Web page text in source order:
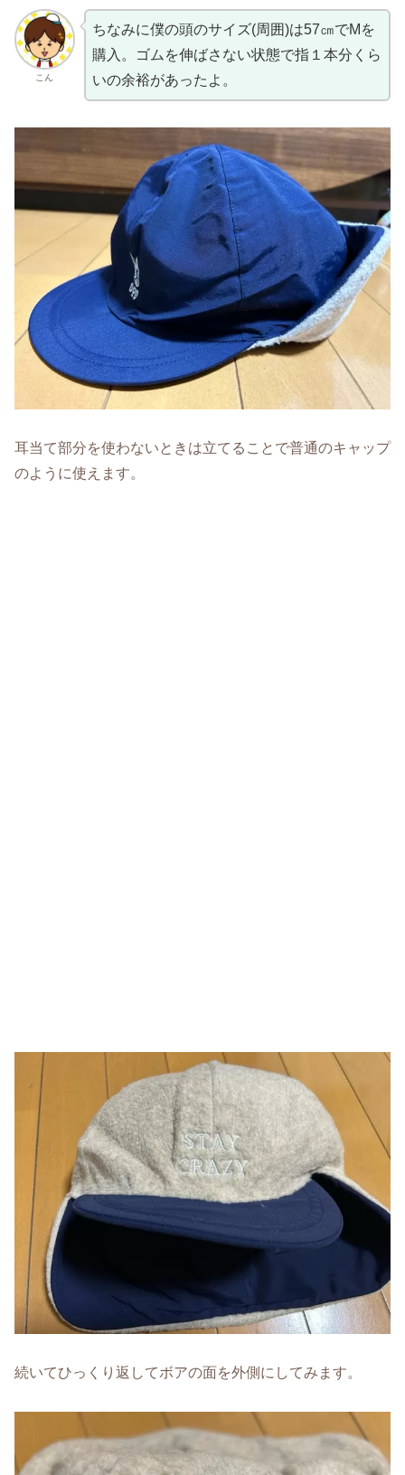
こん
ちなみに僕の頭のサイズ(周囲)は57㎝でMを
購入。ゴムを伸ばさない状態で指１本分くら
いの余裕があったよ。
耳当て部分を使わないときは立てることで普通のキャップ
のように使えます。
続いてひっくり返してボアの面を外側にしてみます。